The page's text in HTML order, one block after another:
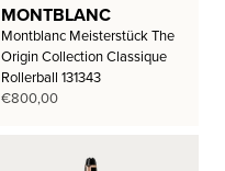
MONTBLANC
Montblanc Meisterstück The
Origin Collection Classique
Rollerball 131343
€800,00